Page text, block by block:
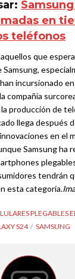
en
teléfonos
que
Samsung,
incursionado
compañía
producción de
llega después
en el
Samsung ha
tendrán
esta categoría.
PLEGABLES
S24 SAMSUNG